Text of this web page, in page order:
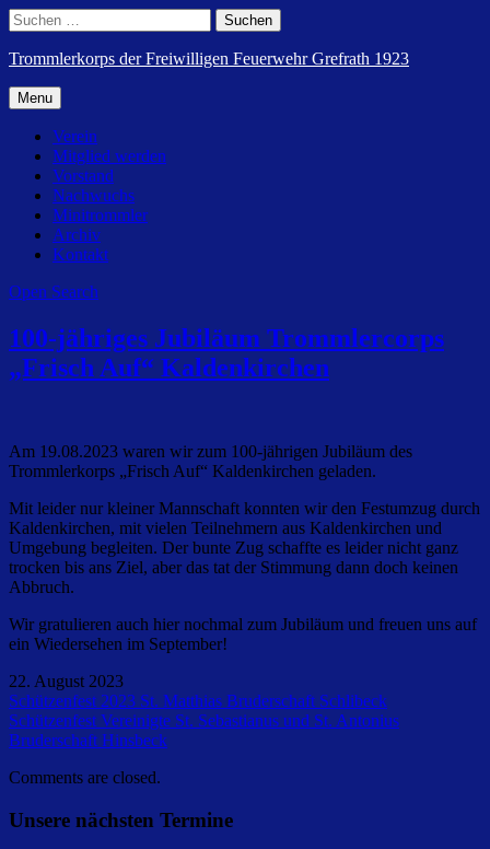
Skip
to
content
Search
Suchen
nach:
Trommlerkorps der Freiwilligen Feuerwehr Grefrath 1923
Menu
Verein
Mitglied werden
Vorstand
Nachwuchs
Minitrommler
Archiv
Kontakt
Open Search
100-jähriges Jubiläum Trommlercorps
„Frisch Auf“ Kaldenkirchen
Am 19.08.2023 waren wir zum 100-jährigen Jubiläum des
Trommlerkorps „Frisch Auf“ Kaldenkirchen geladen.
Mit leider nur kleiner Mannschaft konnten wir den Festumzug durch
Kaldenkirchen, mit vielen Teilnehmern aus Kaldenkirchen und
Umgebung begleiten. Der bunte Zug schaffte es leider nicht ganz
trocken bis ans Ziel, aber das tat der Stimmung dann doch keinen
Abbruch.
Wir gratulieren auch hier nochmal zum Jubiläum und freuen uns auf
ein Wiedersehen im September!
22. August 2023
Vereinsleben
Beitragsnavigation
Schützenfest 2023 St. Matthias Bruderschaft Schlibeck
Schützenfest Vereinigte St. Sebastianus und St. Antonius
Bruderschaft Hinsbeck
Comments are closed.
Unsere nächsten Termine